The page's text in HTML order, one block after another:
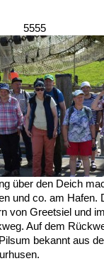
5555
über den Deich
und co. am Hafen.
von Greetsiel und
Auf dem
bekannt aus